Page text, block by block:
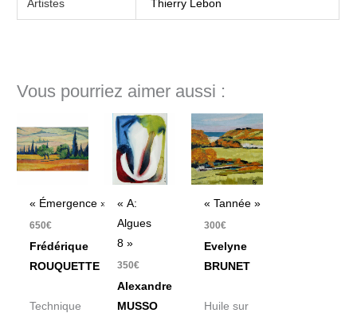
Artistes Thierry Lebon
Vous pourriez aimer aussi :
« Émergence »
650€
Frédérique
ROUQUETTE
Technique
« A:
Algues
8 »
350€
Alexandre
MUSSO
« Tannée »
300€
Evelyne
BRUNET
Huile sur